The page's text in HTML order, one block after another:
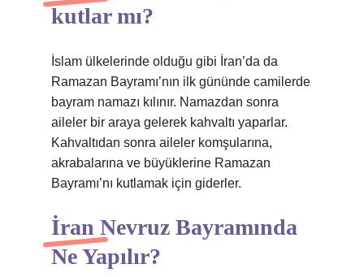
kutlar mı?
İslam ülkelerinde olduğu gibi İran’da da
Ramazan Bayramı’nın ilk gününde camilerde
bayram namazı kılınır. Namazdan sonra
aileler bir araya gelerek kahvaltı yaparlar.
Kahvaltıdan sonra aileler komşularına,
akrabalarına ve büyüklerine Ramazan
Bayramı’nı kutlamak için giderler.
İran Nevruz Bayramında
Ne Yapılır?